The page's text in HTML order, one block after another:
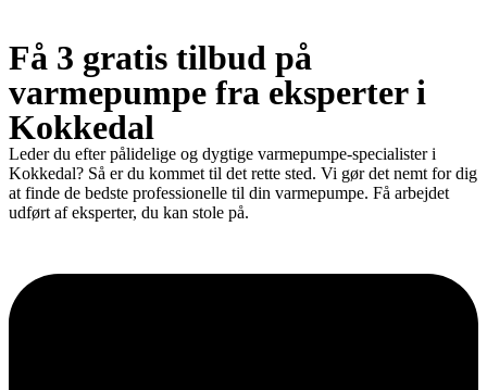
Få 3 gratis tilbud på
varmepumpe fra eksperter i
Kokkedal
Leder du efter pålidelige og dygtige varmepumpe-specialister i
Kokkedal? Så er du kommet til det rette sted. Vi gør det nemt for dig
at finde de bedste professionelle til din varmepumpe. Få arbejdet
udført af eksperter, du kan stole på.